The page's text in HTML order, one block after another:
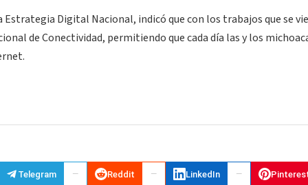
Digital Nacional, indicó que con los trabajos que se
de Conectividad, permitiendo que cada día las y los
Telegram Reddit LinkedIn